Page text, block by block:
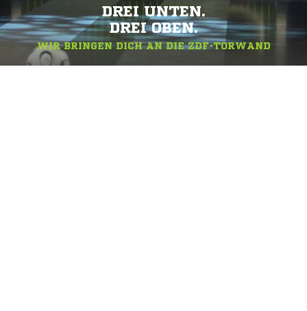
DREI UNTEN.
DREI OBEN.
WIR BRINGEN DICH AN DIE ZDF-TORWAND